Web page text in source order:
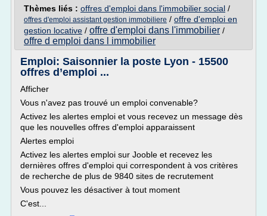
Thèmes liés : offres d'emploi dans l'immobilier social /
offres d'emploi assistant gestion immobiliere / offre d'emploi en
gestion locative / offre d'emploi dans l'immobilier /
offre d emploi dans l immobilier
Emploi: Saisonnier la poste Lyon - 15500
offres d’emploi ...
Afficher
Vous n'avez pas trouvé un emploi convenable?
Activez les alertes emploi et vous recevez un message dès
que les nouvelles offres d'emploi apparaissent
Alertes emploi
Activez les alertes emploi sur Jooble et recevez les
dernières offres d'emploi qui correspondent à vos critères
de recherche de plus de 9840 sites de recrutement
Vous pouvez les désactiver à tout moment
C'est...